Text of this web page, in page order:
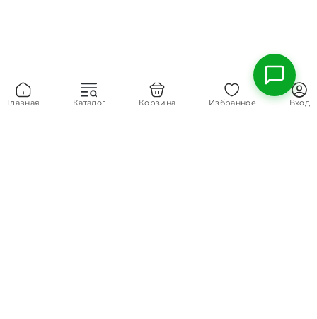
Главная Каталог Корзина Избранное Вход